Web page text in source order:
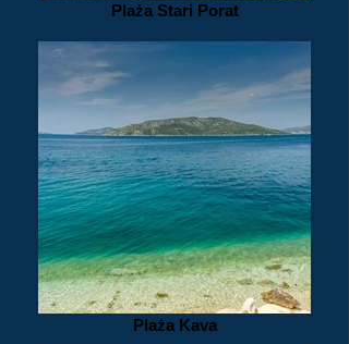
Plaża Stari Porat
Plaża Kava